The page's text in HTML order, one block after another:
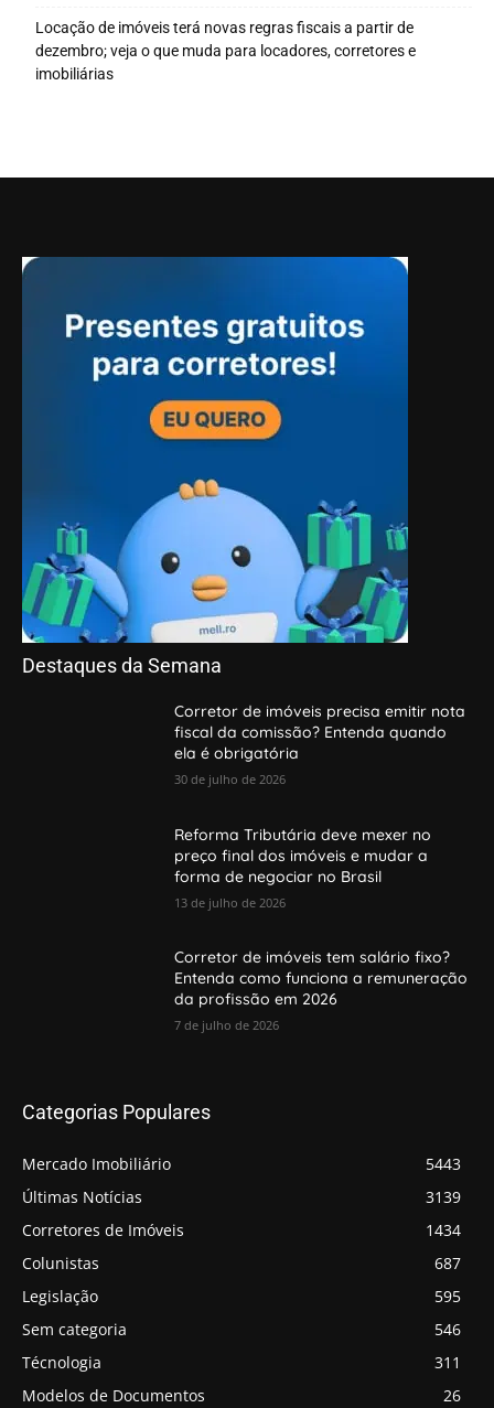
Locação de imóveis terá novas regras fiscais a partir de
dezembro; veja o que muda para locadores, corretores e
imobiliárias
Destaques da Semana
Corretor de imóveis precisa emitir nota
fiscal da comissão? Entenda quando
ela é obrigatória
30 de julho de 2026
Reforma Tributária deve mexer no
preço final dos imóveis e mudar a
forma de negociar no Brasil
13 de julho de 2026
Corretor de imóveis tem salário fixo?
Entenda como funciona a remuneração
da profissão em 2026
7 de julho de 2026
Categorias Populares
Mercado Imobiliário
5443
Últimas Notícias
3139
Corretores de Imóveis
1434
Colunistas
687
Legislação
595
Sem categoria
546
Técnologia
311
Modelos de Documentos
26